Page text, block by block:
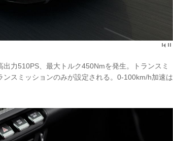
力510PS、最大トルク450Nmを発生。トランスミ
スミッションのみが設定される。0-100km/h加速は